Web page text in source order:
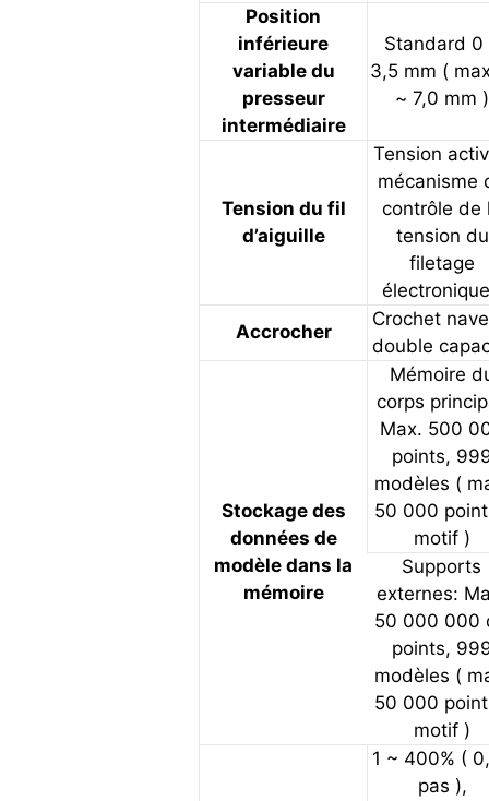
Position
inférieure
variable du
presseur
intermédiaire
Standard 0
3,5 mm (
~ 7,0 mm )
Tension du fil
d’aiguille
Tension
mécanisme
contrôle de
tension du
filetage
Accrocher
Crochet
double
Stockage des
données de
modèle dans la
mémoire
Mémoire
corps
Max. 500
points,
modèles (
50 000
motif )
Supports
externes:
50 000 000
points,
modèles (
50 000
motif )
1 ~ 400% (
pas ),